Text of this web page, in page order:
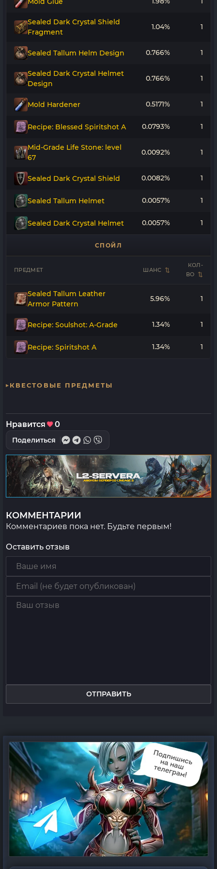
Sealed Dark Crystal Shield
Fragment
1.04% 1
Sealed Tallum Helm Design 0.766% 1
Sealed Dark Crystal Helmet
Design
0.766% 1
Mold Hardener 0.5171% 1
Recipe: Blessed Spiritshot A 0.0793% 1
Mid-Grade Life Stone: level
67
0.0092% 1
Sealed Dark Crystal Shield 0.0082% 1
Sealed Tallum Helmet 0.0057% 1
Sealed Dark Crystal Helmet 0.0057% 1
СПОЙЛ
ПРЕДМЕТ ШАНС
КОЛ-
ВО
Sealed Tallum Leather
Armor Pattern
5.96% 1
Recipe: Soulshot: A-Grade 1.34% 1
Recipe: Spiritshot A 1.34% 1
КВЕСТОВЫЕ ПРЕДМЕТЫ
Нравится 0
Поделиться
КОММЕНТАРИИ
Комментариев пока нет. Будьте первым!
Оставить отзыв
ОТПРАВИТЬ